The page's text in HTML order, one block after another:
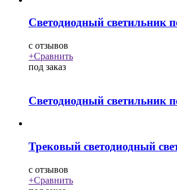
Светодиодный светильник
c отзывов
+Сравнить
под заказ
Светодиодный светильник
Трековый светодиодный
c отзывов
+Сравнить